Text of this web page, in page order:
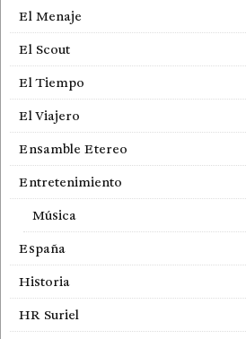
El Menaje
El Scout
El Tiempo
El Viajero
Ensamble Etereo
Entretenimiento
Música
España
Historia
HR Suriel